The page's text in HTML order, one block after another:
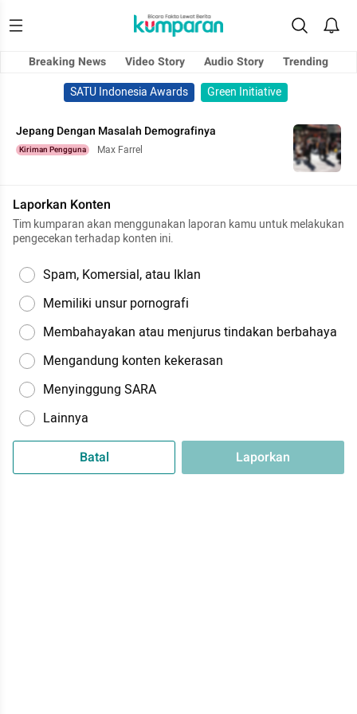
Breaking News Video Story Audio Story
Trending
SATU Indonesia Awards
Green Initiative
Jepang Dengan Masalah Demografinya
Kiriman Pengguna Max Farrel
Laporkan Konten
Tim kumparan akan menggunakan laporan kamu untuk melakukan
pengecekan terhadap konten ini.
Spam, Komersial, atau Iklan
Memiliki unsur pornografi
Membahayakan atau menjurus tindakan berbahaya
Mengandung konten kekerasan
Menyinggung SARA
Lainnya
Batal Laporkan